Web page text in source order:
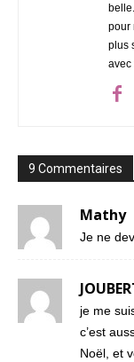
pour
plus
avec
9 Commentaires
Mathy
Je ne
je me
c’est
Noël, et